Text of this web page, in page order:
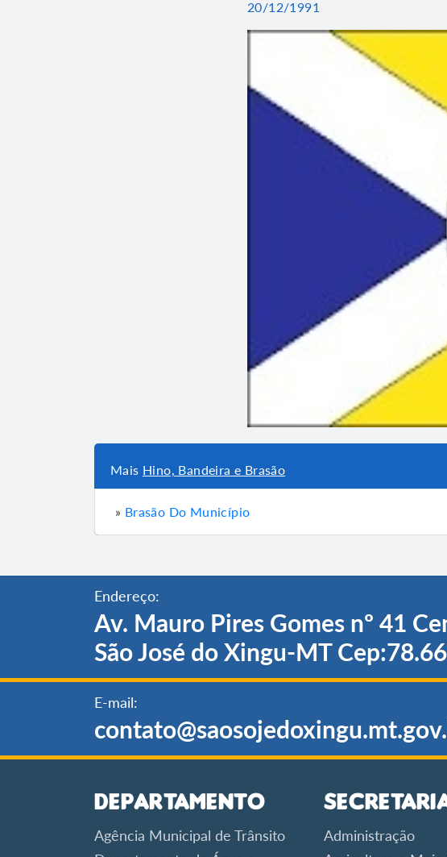
20/12/1991
Mais Hino, Bandeira e Brasão
» Brasão Do Município
Endereço:
Av. Mauro Pires Gomes nº 41
São José do Xingu-MT
E-mail:
Departamento
Agência Municipal de Trânsito
Administração